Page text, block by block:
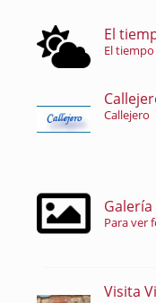
El
El tiempo
Callejero
Galería
Para ver
Visita